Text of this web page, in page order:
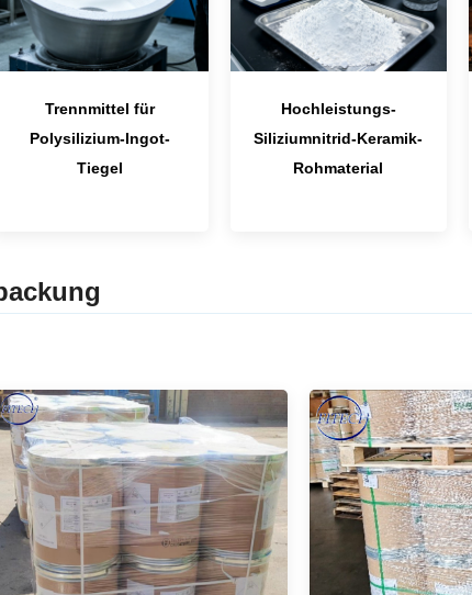
Trennmittel für
Polysilizium-Ingot-
Tiegel
Hochleistungs-
Siliziumnitrid-Keramik-
Rohmaterial